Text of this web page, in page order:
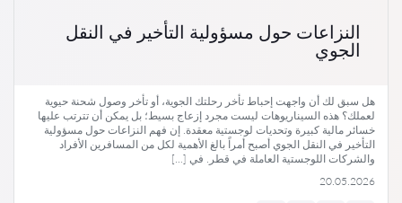
النزاعات حول مسؤولية التأخير في النقل
الجوي
هل سبق لك أن واجهت إحباط تأخر رحلتك الجوية، أو تأخر وصول شحنة حيوية
لعملك؟ هذه السيناريوهات ليست مجرد إزعاج بسيط؛ بل يمكن أن تترتب عليها
خسائر مالية كبيرة وتحديات لوجستية معقدة. إن فهم النزاعات حول مسؤولية
التأخير في النقل الجوي أصبح أمراً بالغ الأهمية لكل من المسافرين الأفراد
والشركات اللوجستية العاملة في قطر. في […]
20.05.2026